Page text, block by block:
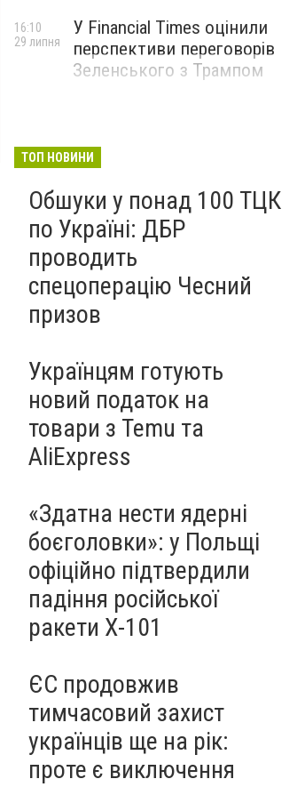
У Financial Times оцінили
перспективи переговорів
Зеленського з Трампом
16:10
29 липня
ТОП НОВИНИ
Обшуки у понад 100 ТЦК
по Україні: ДБР
проводить
спецоперацію Чесний
призов
Українцям готують
новий податок на
товари з Temu та
AliExpress
«Здатна нести ядерні
боєголовки»: у Польщі
офіційно підтвердили
падіння російської
ракети Х-101
ЄС продовжив
тимчасовий захист
українців ще на рік:
проте є виключення